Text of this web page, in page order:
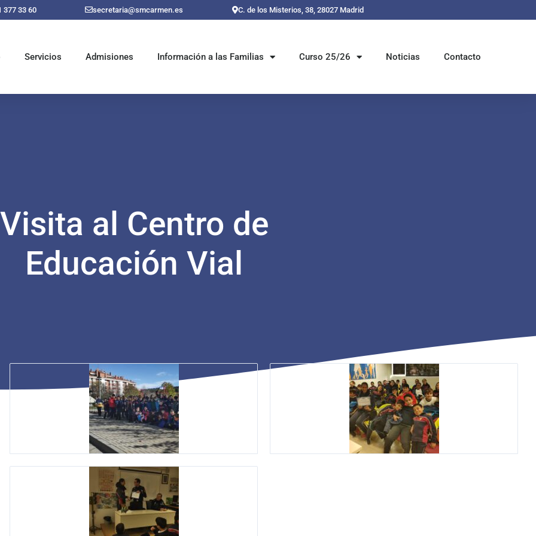
377 33 60 secretaria@smcarmen.es C. de los Misterios, 38, 28027 Madrid
Servicios Admisiones Información a las Familias Curso 25/26 Noticias Contacto
Visita al Centro de
Educación Vial